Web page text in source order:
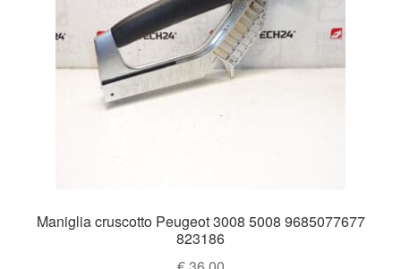
Maniglia cruscotto Peugeot 3008 5008 9685077677
823186